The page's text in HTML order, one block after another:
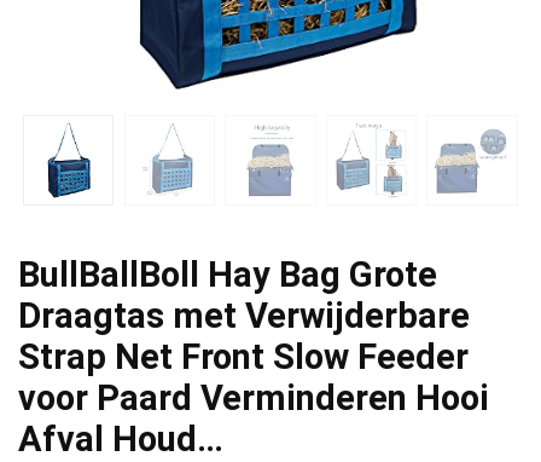
BullBallBoll Hay Bag Grote
Draagtas met Verwijderbare
Strap Net Front Slow Feeder
voor Paard Verminderen Hooi
Afval Houd…